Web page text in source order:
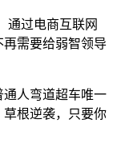
通过电商互联网
需要给弱智领导
人弯道超车唯一
根逆袭，只要你